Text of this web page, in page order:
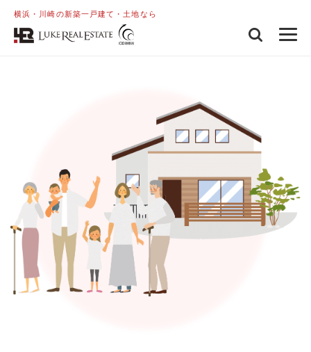
横浜・川崎の新築一戸建て・土地なら